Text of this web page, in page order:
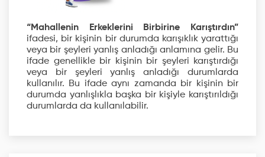
“Mahallenin Erkeklerini Birbirine Karıştırdın”
ifadesi, bir kişinin bir durumda karışıklık yarattığı
veya bir şeyleri yanlış anladığı anlamına gelir. Bu
ifade genellikle bir kişinin bir şeyleri karıştırdığı
veya bir şeyleri yanlış anladığı durumlarda
kullanılır. Bu ifade aynı zamanda bir kişinin bir
durumda yanlışlıkla başka bir kişiyle karıştırıldığı
durumlarda da kullanılabilir.